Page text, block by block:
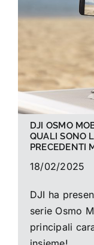
La foto del
Guide
Cerca
per:
DJI OSMO
QUALI SONO
PRECEDENTI
18/02/2025
DJI ha
serie Osmo
principali